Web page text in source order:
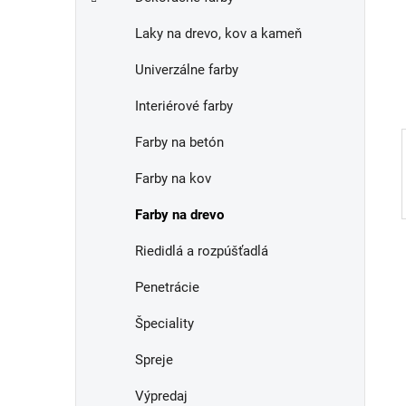
Laky na drevo, kov a kameň
Univerzálne farby
Interiérové farby
Farby na betón
Farby na kov
Farby na drevo
Riedidlá a rozpúšťadlá
Penetrácie
Špeciality
Spreje
Výpredaj